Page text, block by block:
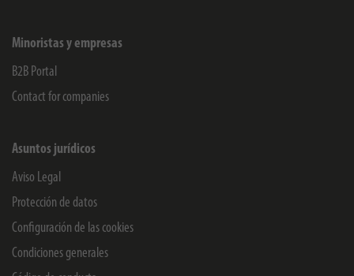
Minoristas y empresas
B2B Portal
Contact for companies
Asuntos jurídicos
Aviso Legal
Protección de datos
Configuración de las cookies
Condiciones generales